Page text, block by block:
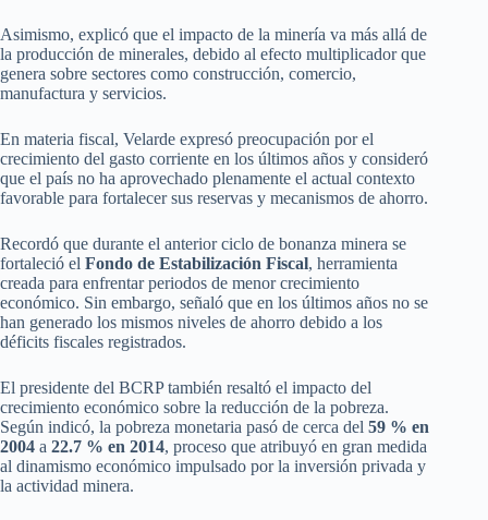
Asimismo, explicó que el impacto de la minería va más allá de
la producción de minerales, debido al efecto multiplicador que
genera sobre sectores como construcción, comercio,
manufactura y servicios.
En materia fiscal, Velarde expresó preocupación por el
crecimiento del gasto corriente en los últimos años y consideró
que el país no ha aprovechado plenamente el actual contexto
favorable para fortalecer sus reservas y mecanismos de ahorro.
Recordó que durante el anterior ciclo de bonanza minera se
fortaleció el Fondo de Estabilización Fiscal, herramienta
creada para enfrentar periodos de menor crecimiento
económico. Sin embargo, señaló que en los últimos años no se
han generado los mismos niveles de ahorro debido a los
déficits fiscales registrados.
El presidente del BCRP también resaltó el impacto del
crecimiento económico sobre la reducción de la pobreza.
Según indicó, la pobreza monetaria pasó de cerca del 59 % en
2004 a 22.7 % en 2014, proceso que atribuyó en gran medida
al dinamismo económico impulsado por la inversión privada y
la actividad minera.